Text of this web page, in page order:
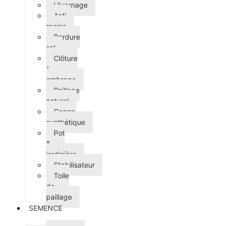
Hivernage
Anti-
racine
Bordure
sol
Clôture
/
ombrage
Paillage
naturel
Gazon
synthétique
Pot
&
jardinière
Stabilisateur
Toile
de
paillage
SEMENCE